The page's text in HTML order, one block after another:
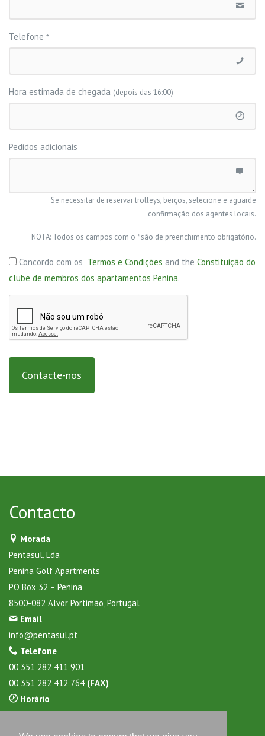
Telefone *
Hora estimada de chegada (depois das 16:00)
Pedidos adicionais
Se necessitar de reservar trolleys, berços, selecione e aguarde
confirmação dos agentes locais.
NOTA: Todos os campos com o * são de preenchimento obrigatório.
Concordo com os Termos e Condições and the Constituição do
clube de membros dos apartamentos Penina.
Contacto
Morada
Pentasul, Lda
Penina Golf Apartments
PO Box 32 – Penina
8500-082 Alvor Portimão, Portugal
Email
info@pentasul.pt
Telefone
00 351 282 411 901
00 351 282 412 764 (FAX)
Horário
Daily from 9:30 to 17:30 hours